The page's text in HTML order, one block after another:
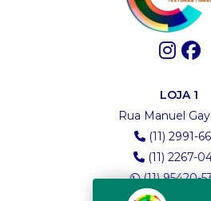
LOJA 1
Rua Manuel
(11) 2991-
(11) 2267-
(11) 95420-